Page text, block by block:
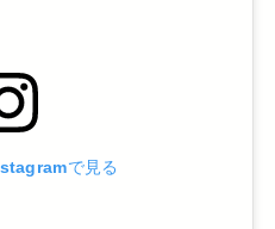
で見る